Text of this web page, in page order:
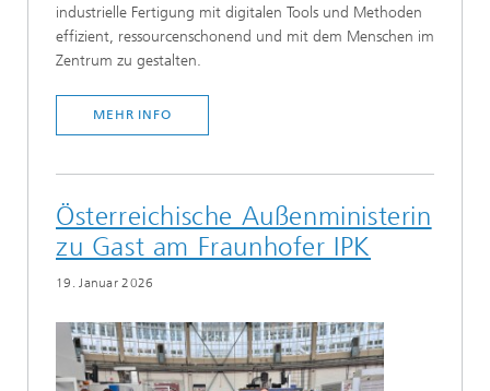
industrielle Fertigung mit digitalen Tools und Methoden
effizient, ressourcenschonend und mit dem Menschen im
Zentrum zu gestalten.
MEHR INFO
Österreichische Außenministerin
zu Gast am Fraunhofer IPK
19. Januar 2026